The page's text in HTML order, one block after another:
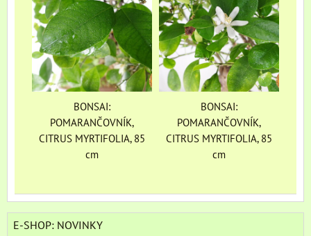
BONSAI:
POMARANČOVNÍK,
CITRUS MYRTIFOLIA, 85
cm
BONSAI:
POMARANČOVNÍK,
CITRUS MYRTIFOLIA, 85
cm
E-SHOP: NOVINKY